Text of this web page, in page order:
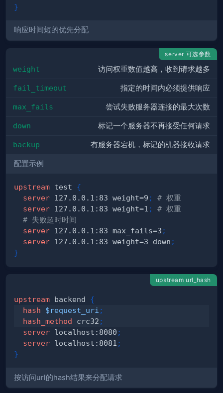
}
响应时间短的优先分配
server 可选参数
weight 访问权重数值越高，收到请求越多
fail_timeout 指定的时间内必须提供响应
max_fails 尝试失败服务器连接的最大次数
down 标记一个服务器不再接受任何请求
backup 有服务器宕机，标记的机器接收请求
配置示例
upstream test
{
server 127.0.0.1:83 weight=9 ;
# 权重
server 127.0.0.1:83 weight=1 ;
# 权重
# 失败超时时间
server 127.0.0.1:83 max_fails=3 ;
server 127.0.0.1:83 weight=3 down ;
}
upstream url_hash
upstream backend
{
hash
$request_uri ;
hash_method crc32 ;
server localhost:8080 ;
server localhost:8081 ;
}
按访问url的hash结果来分配请求